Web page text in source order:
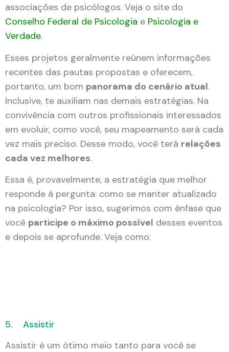
associações de psicólogos. Veja o site do
Conselho Federal de Psicologia e Psicologia e
Verdade.
Esses projetos geralmente reúnem informações
recentes das pautas propostas e oferecem,
portanto, um bom panorama do cenário atual.
Inclusive, te auxiliam nas demais estratégias. Na
convivência com outros profissionais interessados
em evoluir, como você, seu mapeamento será cada
vez mais preciso. Desse modo, você terá relações
cada vez melhores.
Essa é, provavelmente, a estratégia que melhor
responde à pergunta: como se manter atualizado
na psicologia? Por isso, sugerimos com ênfase que
você participe o máximo possível desses eventos
e depois se aprofunde. Veja como:
5. Assistir
Assistir é um ótimo meio tanto para você se